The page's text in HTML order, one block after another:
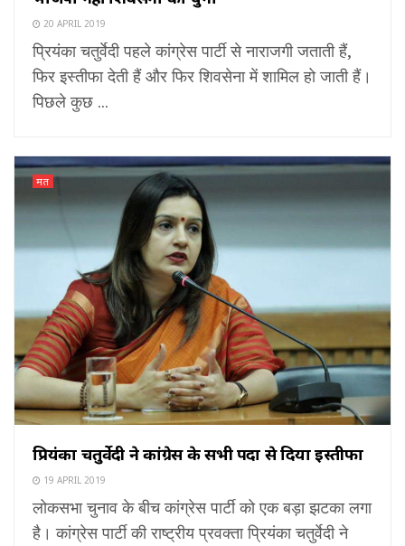
20 APRIL 2019
प्रियंका चतुर्वेदी पहले कांग्रेस पार्टी से नाराजगी जताती हैं,
फिर इस्तीफा देती हैं और फिर शिवसेना में शामिल हो जाती हैं।
पिछले कुछ ...
मत
प्रियंका चतुर्वेदी ने कांग्रेस के सभी पदों से दिया इस्तीफा
19 APRIL 2019
लोकसभा चुनाव के बीच कांग्रेस पार्टी को एक बड़ा झटका लगा
है। कांग्रेस पार्टी की राष्ट्रीय प्रवक्ता प्रियंका चतुर्वेदी ने